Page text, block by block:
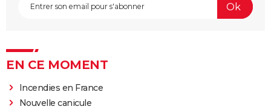
EN CE MOMENT
Incendies en France
Nouvelle canicule